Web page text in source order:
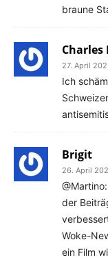
braune
Charles
27. April
Ich
Brigit
26. April
der
Woke-
ein Film